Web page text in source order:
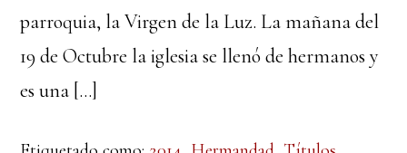
parroquia, la Virgen de la Luz. La mañana del
19 de Octubre la iglesia se llenó de hermanos y
es una […]